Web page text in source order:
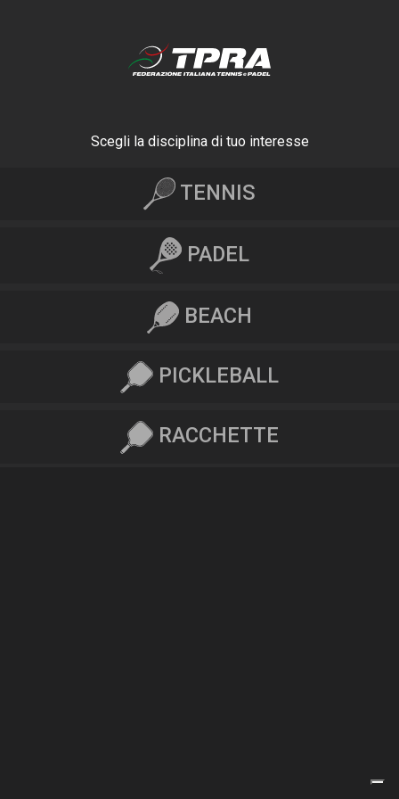
Scegli la disciplina di tuo interesse
TENNIS
PADEL
BEACH
PICKLEBALL
RACCHETTE